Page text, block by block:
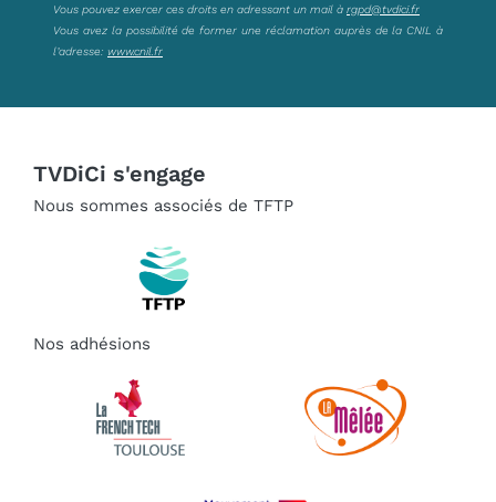
Vous pouvez exercer ces droits en adressant un mail à rgpd@tvdici.fr
Vous avez la possibilité de former une réclamation auprès de la CNIL à
l’adresse: www.cnil.fr
TVDiCi s'engage
Nous sommes associés de TFTP
Nos adhésions